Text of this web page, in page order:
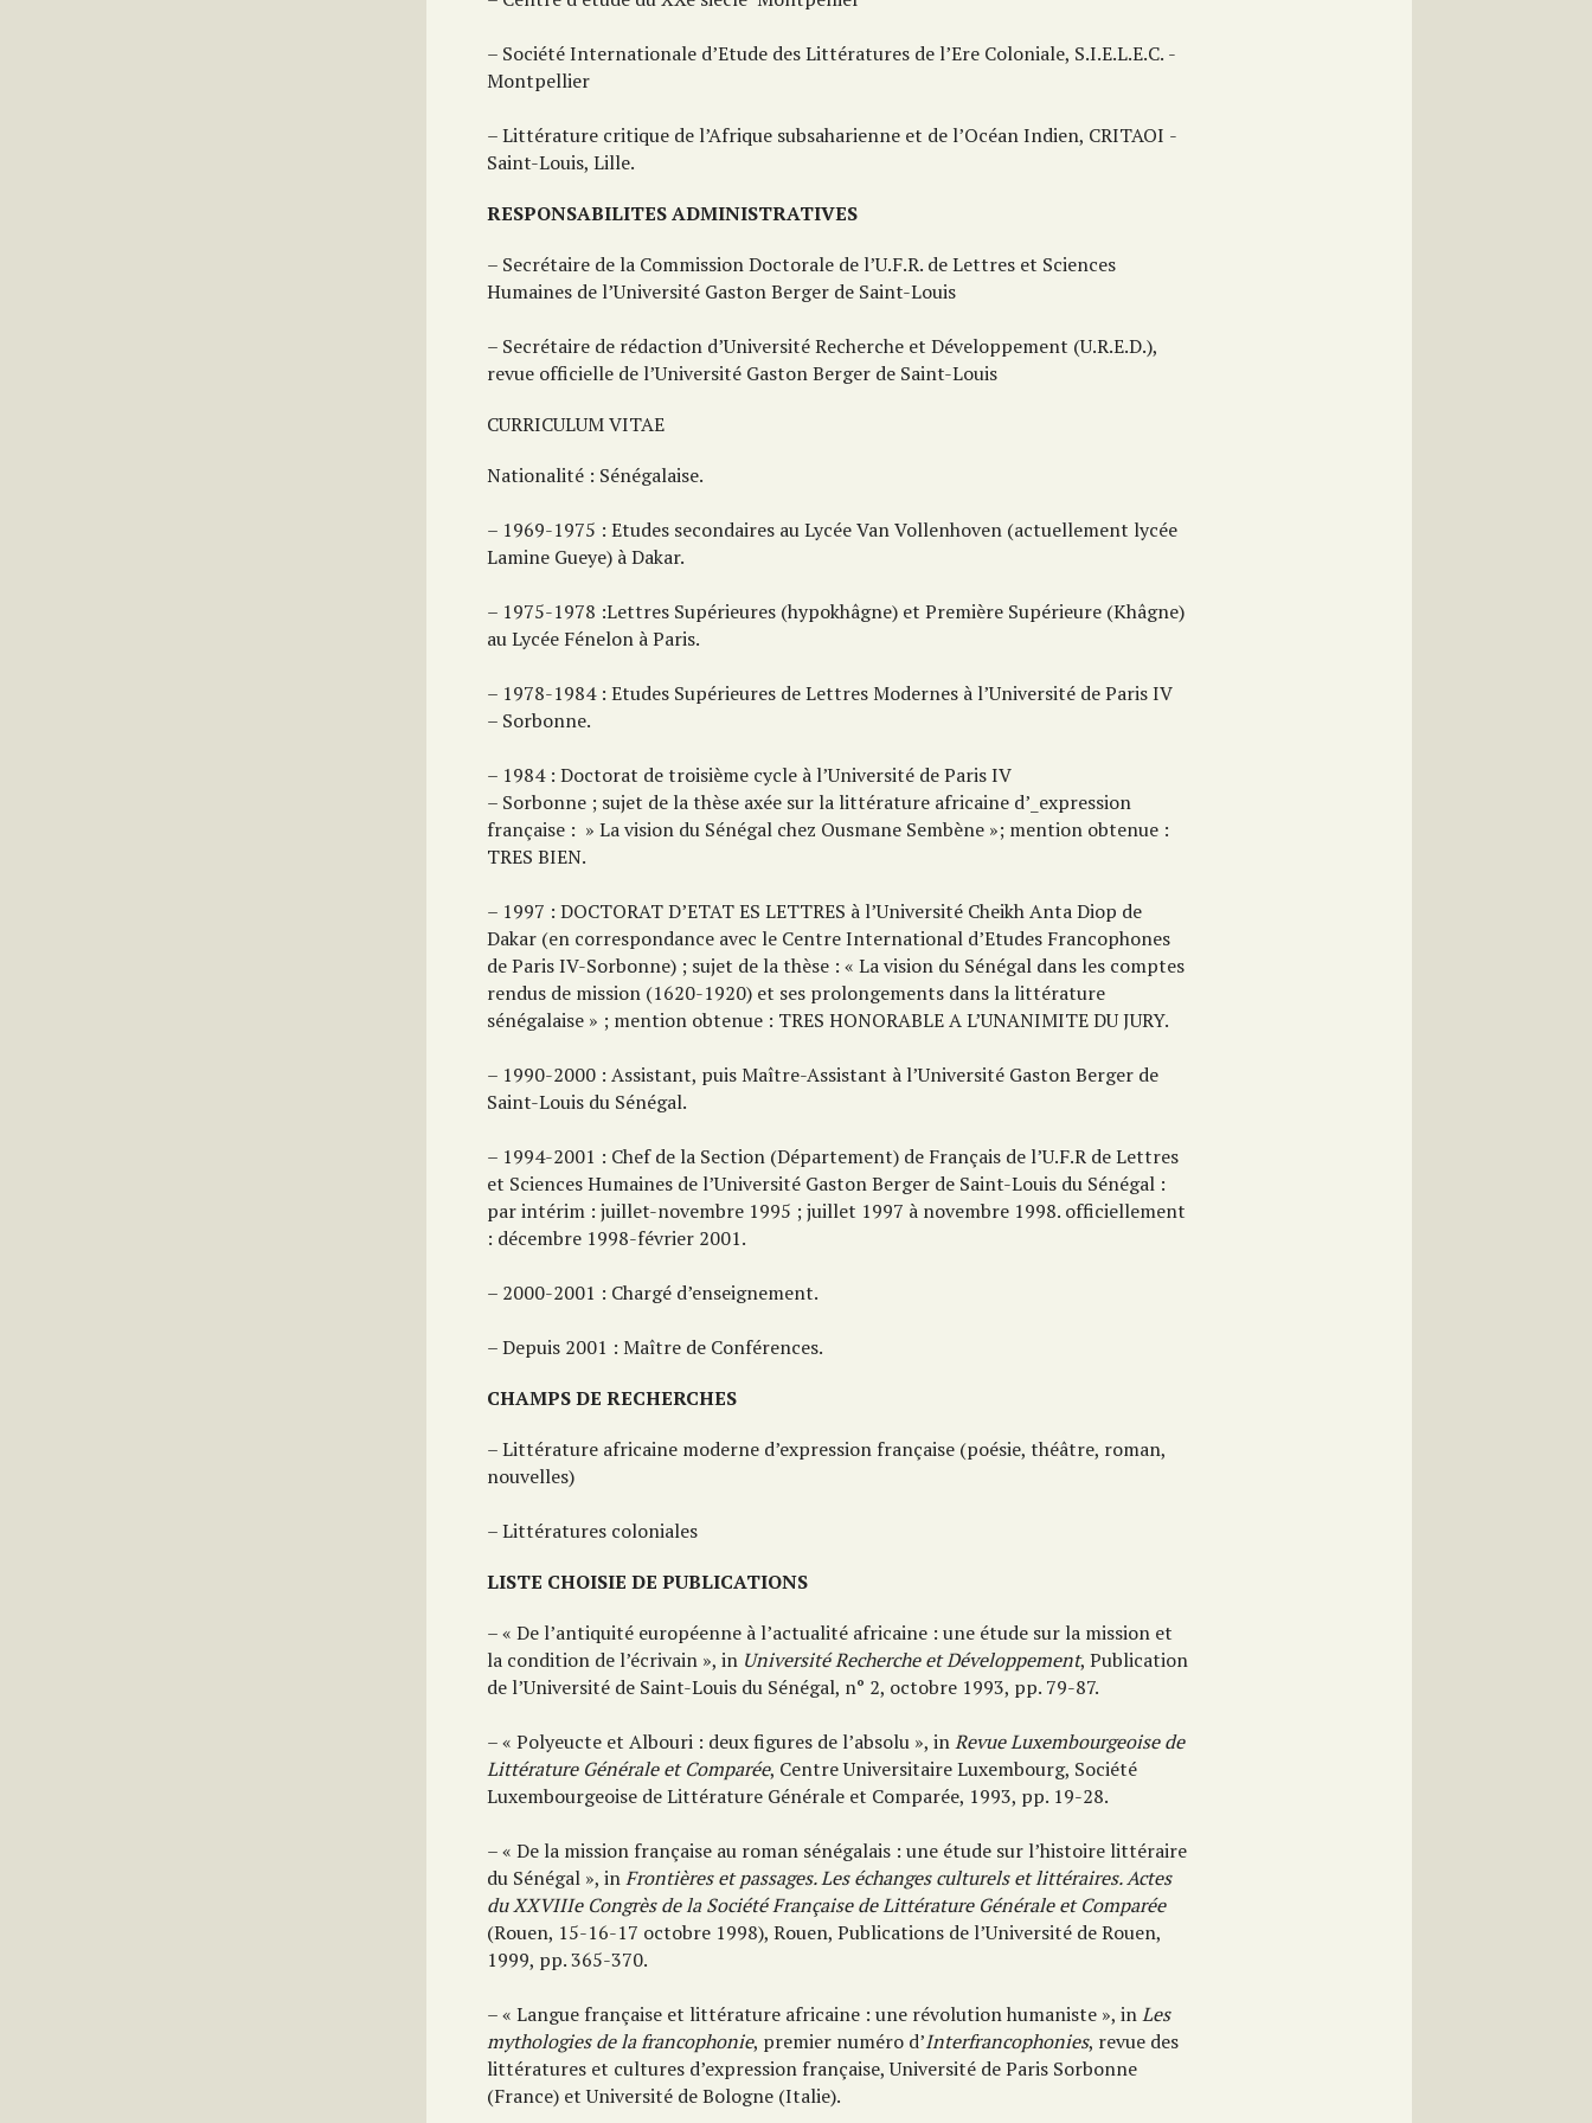
– Société Internationale d’Etude des Littératures de l’Ere Coloniale, S.I.E.L.E.C. ­
Montpellier
– Littérature critique de l’Afrique subsaharienne et de l’Océan Indien, CRITAOI ­
Saint-Louis, Lille.
RESPONSABILITES ADMINISTRATIVES
– Secrétaire de la Commission Doctorale de l’U.F.R. de Lettres et Sciences
Humaines de l’Université Gaston Berger de Saint-Louis
– Secrétaire de rédaction d’Université Recherche et Développement (U.R.E.D.),
revue officielle de l’Université Gaston Berger de Saint-Louis
CURRICULUM VITAE
Nationalité : Sénégalaise.
– 1969-1975 : Etudes secondaires au Lycée Van Vollenhoven (actuellement lycée
Lamine Gueye) à Dakar.
– 1975-1978 :Lettres Supérieures (hypokhâgne) et Première Supérieure (Khâgne)
au Lycée Fénelon à Paris.
– 1978-1984 : Etudes Supérieures de Lettres Modernes à l’Université de Paris IV
– Sorbonne.
– 1984 : Doctorat de troisième cycle à l’Université de Paris IV
– Sorbonne ; sujet de la thèse axée sur la littérature africaine d’_expression
française : » La vision du Sénégal chez Ousmane Sembène »; mention obtenue :
TRES BIEN.
– 1997 : DOCTORAT D’ETAT ES LETTRES à l’Université Cheikh Anta Diop de
Dakar (en correspondance avec le Centre International d’Etudes Francophones
de Paris IV-Sorbonne) ; sujet de la thèse : « La vision du Sénégal dans les comptes
rendus de mission (1620-1920) et ses prolongements dans la littérature
sénégalaise » ; mention obtenue : TRES HONORABLE A L’UNANIMITE DU JURY.
– 1990-2000 : Assistant, puis Maître-Assistant à l’Université Gaston Berger de
Saint-Louis du Sénégal.
– 1994-2001 : Chef de la Section (Département) de Français de l’U.F.R de Lettres
et Sciences Humaines de l’Université Gaston Berger de Saint-Louis du Sénégal :
par intérim : juillet-novembre 1995 ; juillet 1997 à novembre 1998. officiellement
: décembre 1998-février 2001.
– 2000-2001 : Chargé d’enseignement.
– Depuis 2001 : Maître de Conférences.
CHAMPS DE RECHERCHES
– Littérature africaine moderne d’expression française (poésie, théâtre, roman,
nouvelles)
– Littératures coloniales
LISTE CHOISIE DE PUBLICATIONS
– « De l’antiquité européenne à l’actualité africaine : une étude sur la mission et
la condition de l’écrivain », in Université Recherche et Développement, Publication
de l’Université de Saint-Louis du Sénégal, n° 2, octobre 1993, pp. 79-87.
– « Polyeucte et Albouri : deux figures de l’absolu », inRevue Luxembourgeoise de
Littérature Générale et Comparée, Centre Universitaire Luxembourg, Société
Luxembourgeoise de Littérature Générale et Comparée, 1993, pp. 19-28.
– « De la mission française au roman sénégalais : une étude sur l’histoire littéraire
du Sénégal », inFrontières et passages. Les échanges culturels et littéraires. Actes
du XXVIIIe Congrès de la Société Française de Littérature Générale et Comparée
(Rouen, 15-16-17 octobre 1998), Rouen, Publications de l’Université de Rouen,
1999, pp. 365-370.
– « Langue française et littérature africaine : une révolution humaniste », inLes
mythologies de la francophonie, premier numéro d’Interfrancophonies, revue des
littératures et cultures d’expression française, Université de Paris­ Sorbonne
(France) et Université de Bologne (Italie).